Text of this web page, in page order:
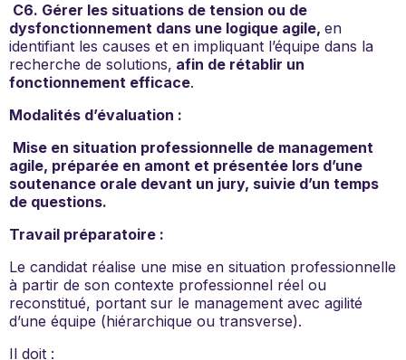
C6. Gérer les situations de tension ou de
dysfonctionnement dans une logique agile, en
identifiant les causes et en impliquant l’équipe dans la
recherche de solutions, afin de rétablir un
fonctionnement efficace.
Modalités d’évaluation :
Mise en situation professionnelle de management
agile, préparée en amont et présentée lors d’une
soutenance orale devant un jury, suivie d’un temps
de questions.
Travail préparatoire :
Le candidat réalise une mise en situation professionnelle
à partir de son contexte professionnel réel ou
reconstitué, portant sur le management avec agilité
d’une équipe (hiérarchique ou transverse).
Il doit :